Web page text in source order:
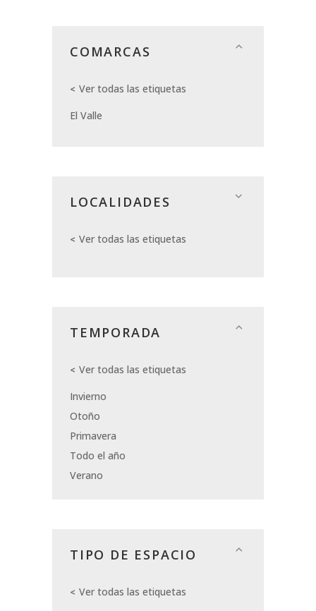
COMARCAS
Ver todas las etiquetas
El Valle
LOCALIDADES
Ver todas las etiquetas
TEMPORADA
Ver todas las etiquetas
Invierno
Otoño
Primavera
Todo el año
Verano
TIPO DE ESPACIO
Ver todas las etiquetas